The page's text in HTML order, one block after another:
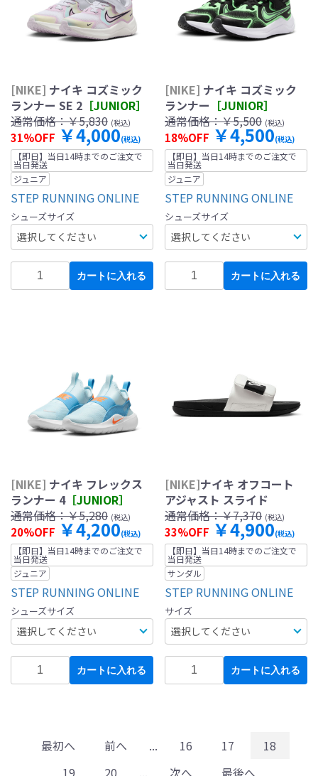
[NIKE] ナイキ コズミック
ランナー SE 2 ［JUNIOR］
通常価格：￥5,830 (税込)
31%OFF ￥4,000(税込)
【即日】当日14時までのご注文で
当日発送
ジュニア
STEP RUNNING ONLINE
シューズサイズ
カートに入れる
[NIKE] ナイキ コズミック
ランナー ［JUNIOR］
通常価格：￥5,500 (税込)
18%OFF ￥4,500(税込)
【即日】当日14時までのご注文で
当日発送
ジュニア
STEP RUNNING ONLINE
シューズサイズ
カートに入れる
[NIKE] ナイキ フレックス
ランナー 4［JUNIOR］
通常価格：￥5,280 (税込)
20%OFF ￥4,200(税込)
【即日】当日14時までのご注文で
当日発送
ジュニア
STEP RUNNING ONLINE
シューズサイズ
カートに入れる
[NIKE]ナイキ オフコート
アジャスト スライド
通常価格：￥7,370 (税込)
33%OFF ￥4,900(税込)
【即日】当日14時までのご注文で
当日発送
サンダル
STEP RUNNING ONLINE
サイズ
カートに入れる
最初へ 前へ ... 16 17
18
19
20 次へ 最後へ